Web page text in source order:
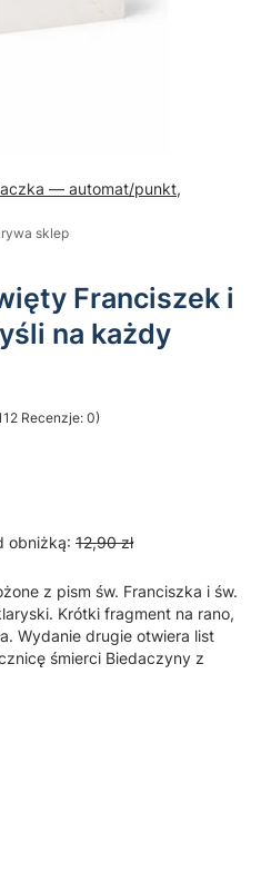
— automat/punkt,
sklep
Franciszek i
na każdy
Recenzje: 0)
Opinie
obniżką: 12,90 zł
z pism św. Franciszka i św.
Krótki fragment na rano,
Wydanie drugie otwiera list
śmierci Biedaczyny z